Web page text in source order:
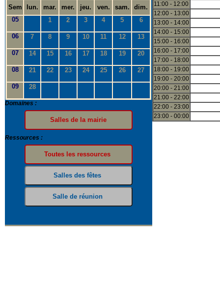
Sem
lun. mar. mer. jeu. ven. sam.
dim.
05
1 2 3 4 5 6
06 7 8 9 10 11 12 13
07 14 15 16 17 18 19 20
08 21 22 23 24 25 26 27
09 28
Domaines :
Ressources :
11:00 - 12:00
12:00 - 13:00
13:00 - 14:00
14:00 - 15:00
15:00 - 16:00
16:00 - 17:00
17:00 - 18:00
18:00 - 19:00
19:00 - 20:00
20:00 - 21:00
21:00 - 22:00
22:00 - 23:00
23:00 - 00:00